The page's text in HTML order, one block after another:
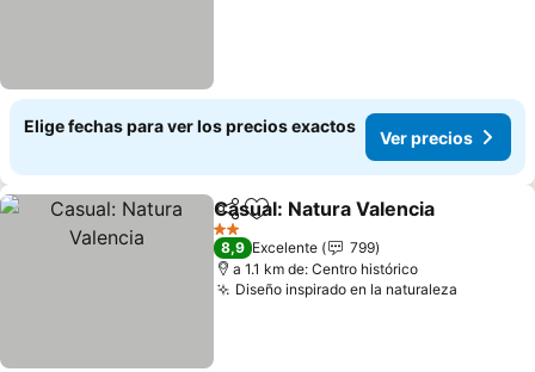
Elige fechas para ver los precios exactos
Ver precios
CompartirAgregar a favoritos
Casual: Natura Valencia
2 Estrellas
8,9 Excelente
799
a 1.1 km de: Centro histórico
Diseño inspirado en la naturaleza